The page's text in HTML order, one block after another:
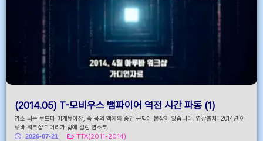
(2014.05) T-모비우스 뱀파이어 역전 시간 파동 (1)
염소 뇌는 루드파 마케튜어장, 즉 몸의 액체와 중간 근막에 붙잡혀 있습니다. 영상출처: 2014년 아
루바 워크샵 * 머리가 덫에 걸린 염소로...
2026-07-21
TTA(2011-2014)